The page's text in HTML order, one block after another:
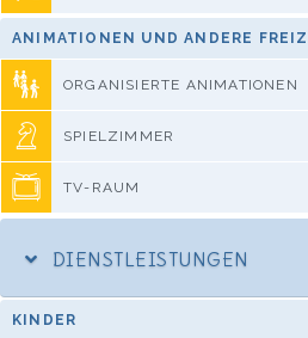
ANIMATIONEN UND ANDERE
ORGANISIERTE ANIMATIONEN
SPIELZIMMER
TV-RAUM
DIENSTLEISTUNGEN
KINDER